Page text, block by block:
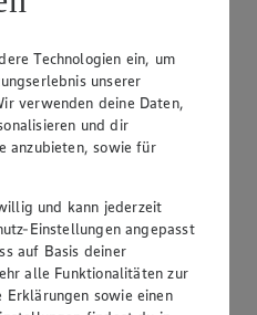
nehmen. Mit Puderzucker
Erwachsenen laut
Technologien ein, um
unserer
verwenden deine Daten,
und dir
anzubieten, sowie für
und kann jederzeit
Einstellungen angepasst
auf Basis deiner
alle Funktionalitäten zur
sowie einen